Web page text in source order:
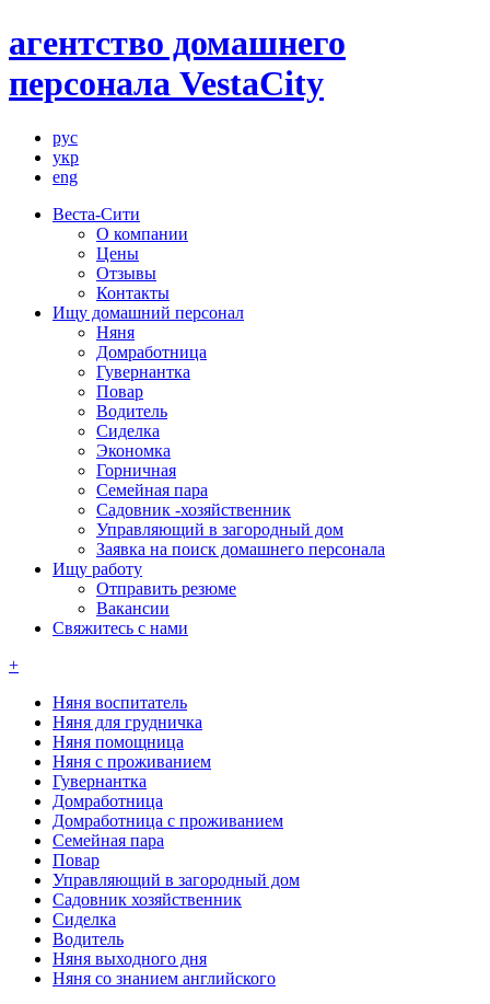
агентство домашнего
персонала VestaCity
рус
укр
eng
Веста-Сити
О компании
Цены
Отзывы
Контакты
Ищу домашний персонал
Няня
Домработница
Гувернантка
Повар
Водитель
Сиделка
Экономка
Горничная
Семейная пара
Садовник -хозяйственник
Управляющий в загородный дом
Заявка на поиск домашнего персонала
Ищу работу
Отправить резюме
Вакансии
Свяжитесь с нами
+
Няня воспитатель
Няня для грудничка
Няня помощница
Няня с проживанием
Гувернантка
Домработница
Домработница с проживанием
Семейная пара
Повар
Управляющий в загородный дом
Садовник хозяйственник
Сиделка
Водитель
Няня выходного дня
Няня со знанием английского